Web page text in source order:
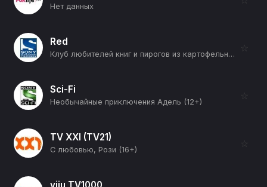
Нет данных
Red
Клуб любителей книг и пирогов из картофельных очистков (12+)
☆
Sci-Fi
Необычайные приключения Адель (12+)
☆
TV XXI (TV21)
С любовью, Рози (16+)
☆